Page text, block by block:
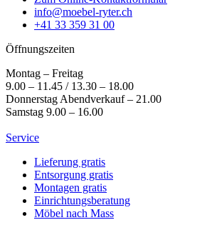
info@moebel-ryter.ch
+41 33 359 31 00
Öffnungszeiten
Montag – Freitag
9.00 – 11.45 / 13.30 – 18.00
Donnerstag Abendverkauf – 21.00
Samstag 9.00 – 16.00
Service
Lieferung gratis
Entsorgung gratis
Montagen gratis
Einrichtungsberatung
Möbel nach Mass